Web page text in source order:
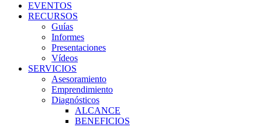
EVENTOS
RECURSOS
Guías
Informes
Presentaciones
Vídeos
SERVICIOS
Asesoramiento
Emprendimiento
Diagnósticos
ALCANCE
BENEFICIOS